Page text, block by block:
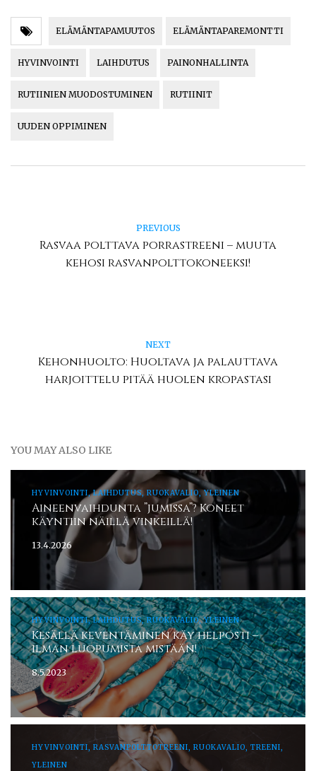
ELÄMÄNTAPAMUUTOS ELÄMÄNTAPAREMONTTI
HYVINVOINTI LAIHDUTUS PAINONHALLINTA
RUTIINIEN MUODOSTUMINEN RUTIINIT
UUDEN OPPIMINEN
PREVIOUS
Rasvaa polttava porrastreeni – muuta
kehosi rasvanpolttokoneeksi!
NEXT
Kehonhuolto: Huoltava ja palauttava
harjoittelu pitää huolen kropastasi
YOU MAY ALSO LIKE
HYVINVOINTI, LAIHDUTUS, RUOKAVALIO, YLEINEN
Aineenvaihdunta ”jumissa”? Koneet
käyntiin näillä vinkeillä!
13.4.2026
HYVINVOINTI, LAIHDUTUS, RUOKAVALIO, YLEINEN
Kesällä keventäminen käy helposti –
ilman luopumista mistään!
8.5.2023
HYVINVOINTI, RASVANPOLTTOTREENI, RUOKAVALIO, TREENI,
YLEINEN